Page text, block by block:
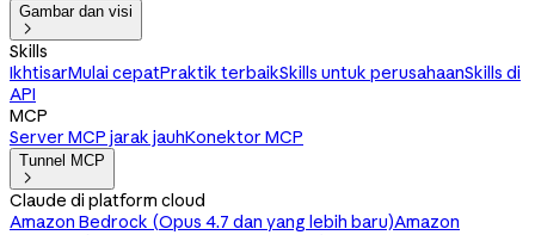
Gambar dan visi

Skills
IkhtisarMulai cepatPraktik terbaikSkills untuk perusahaanSkills di
API
MCP
Server MCP jarak jauhKonektor MCP
Tunnel MCP

Claude di platform cloud
Amazon Bedrock (Opus 4.7 dan yang lebih baru)Amazon